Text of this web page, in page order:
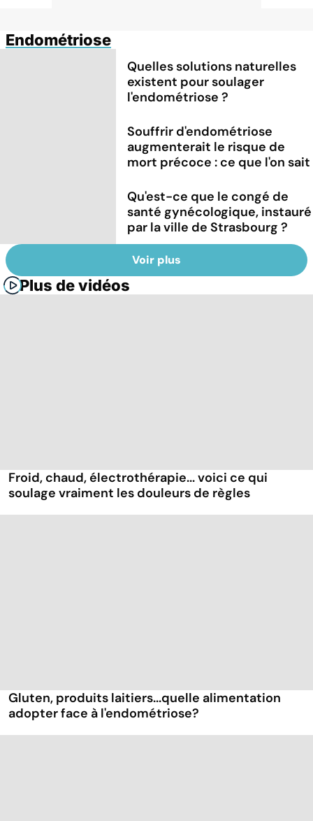
Endométriose
Quelles solutions naturelles
existent pour soulager
l'endométriose ?
Souffrir d'endométriose
augmenterait le risque de
mort précoce : ce que l'on sait
Qu'est-ce que le congé de
santé gynécologique, instauré
par la ville de Strasbourg ?
Voir plus
Plus de vidéos
Froid, chaud, électrothérapie... voici ce qui
soulage vraiment les douleurs de règles
Gluten, produits laitiers...quelle alimentation
adopter face à l'endométriose?